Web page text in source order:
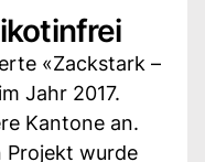
«Zackstark –
Jahr 2017.
Kantone an.
Projekt wurde